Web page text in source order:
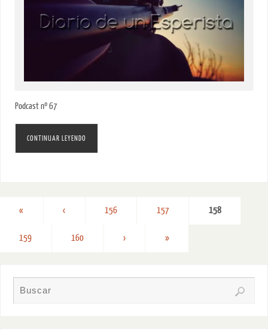
Podcast nº 67
CONTINUAR LEYENDO
« ‹ 156 157 158
159 160 › »